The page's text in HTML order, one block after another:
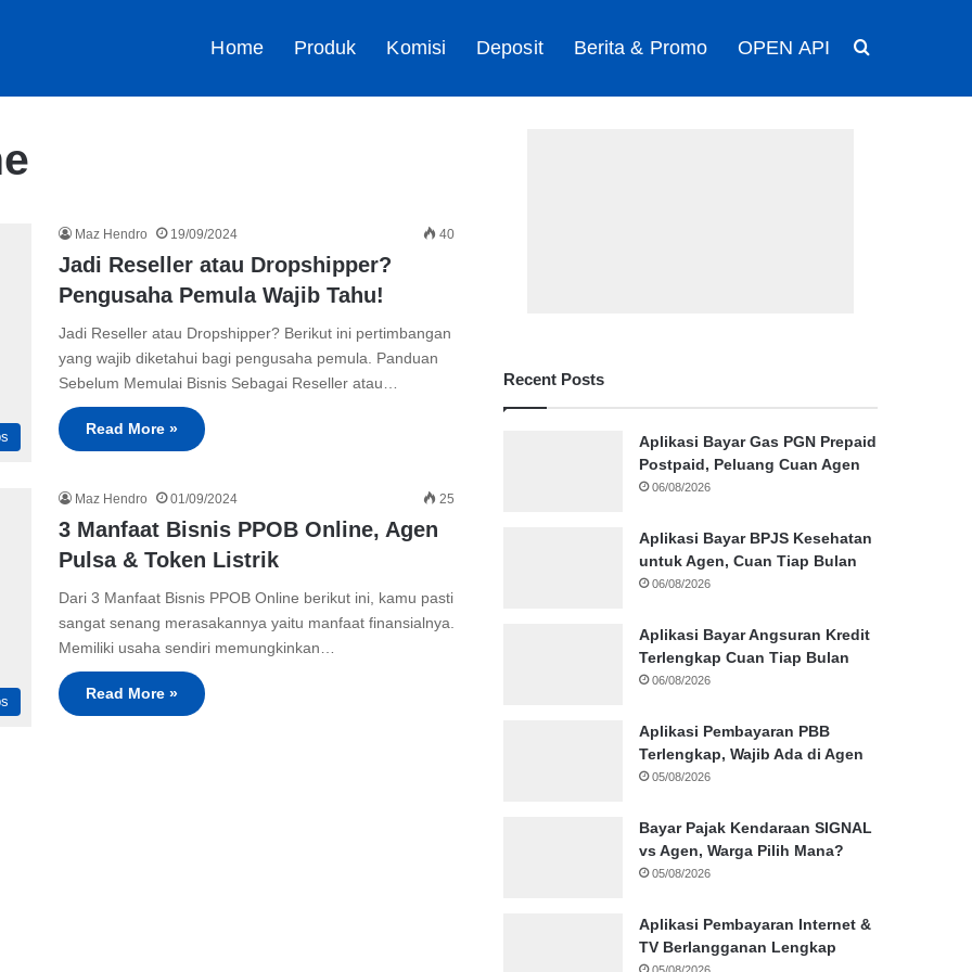
Home Produk Komisi Deposit Berita & Promo OPEN API
Maz Hendro 19/09/2024 40
Jadi Reseller atau Dropshipper?
Pengusaha Pemula Wajib Tahu!
Jadi Reseller atau Dropshipper? Berikut ini pertimbangan
yang wajib diketahui bagi pengusaha pemula. Panduan
Sebelum Memulai Bisnis Sebagai Reseller atau…
Read More »
Maz Hendro 01/09/2024 25
3 Manfaat Bisnis PPOB Online, Agen
Pulsa & Token Listrik
Dari 3 Manfaat Bisnis PPOB Online berikut ini, kamu pasti
sangat senang merasakannya yaitu manfaat finansialnya.
Memiliki usaha sendiri memungkinkan…
Read More »
Recent Posts
Aplikasi Bayar Gas PGN Prepaid
Postpaid, Peluang Cuan Agen
06/08/2026
Aplikasi Bayar BPJS Kesehatan
untuk Agen, Cuan Tiap Bulan
06/08/2026
Aplikasi Bayar Angsuran Kredit
Terlengkap Cuan Tiap Bulan
06/08/2026
Aplikasi Pembayaran PBB
Terlengkap, Wajib Ada di Agen
05/08/2026
Bayar Pajak Kendaraan SIGNAL
vs Agen, Warga Pilih Mana?
05/08/2026
Aplikasi Pembayaran Internet &
TV Berlangganan Lengkap